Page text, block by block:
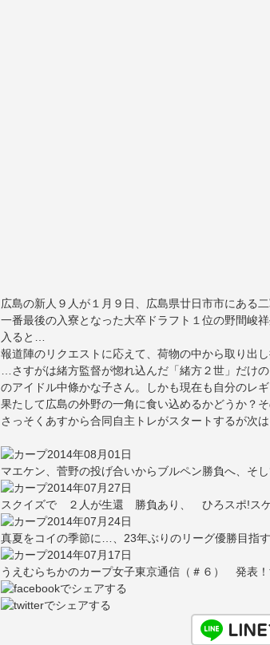
広島の新人９人が１月９日、広島県廿日市市にある二
一番最後の入寮となった大卒ドラフト１位の野間峻
入ると…
報道陣のリクエストに応えて、荷物の中から取り出
…さすがは緒方監督が惚れ込んだ「緒方２世」だけ
のアイドル中條かな子さん。しかも現在も自分のレ
果たして広島の外野の一角に食い込めるかどうか？そ
さっそくあすから合同自主トレがスタートするが次
2014年08月01日
マエケン、菅野の投げ合いからブルペン勝負へ、そ
2014年07月27日
スクイズで ２人が生還 勝負あり、 ひろスポ!スケ
2014年07月24日
真夏をコイの季節に…、23年ぶりのリーグ優勝目指
2014年07月17日
うえむらちかのカープ女子東京通信（＃６） 発表